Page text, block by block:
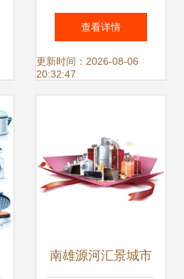
松延长家用电器寿
命
查看详情
更新时间：2026-08-06
20:32:47
南雄源河汇景城市